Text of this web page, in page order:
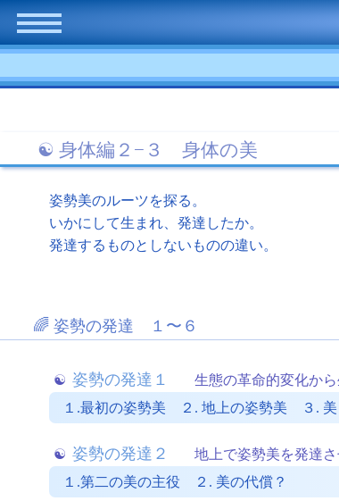
身体編２−３ 身体の美
姿勢美のルーツを探る。
いかにして生まれ、発達したか。
発達するものとしないものの違い。
姿勢の発達 １〜６
姿勢の発達１
生態の革命的変化から
１.最初の姿勢美 ２. 地上の姿勢美 ３. 美
姿勢の発達２
地上で姿勢美を発達さ
１.第二の美の主役 ２. 美の代償？